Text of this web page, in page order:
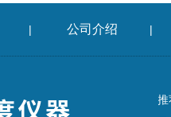
| 公司介绍 |